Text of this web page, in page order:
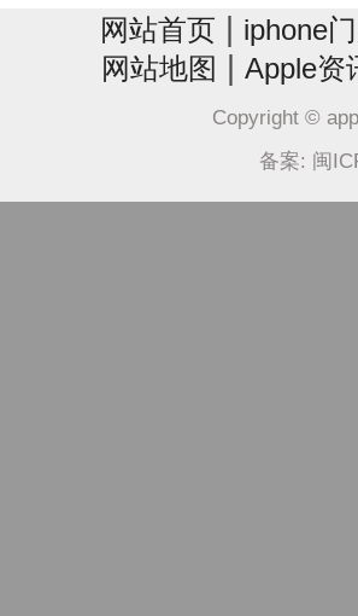
网站首页 iphone
网站地图 Apple资
Copyright ©
备案: 闽